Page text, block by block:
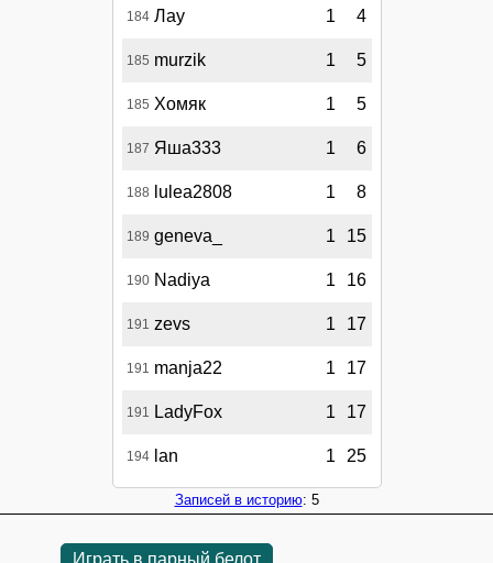
184 Лау 1 4
185 murzik 1 5
185 Хомяк 1 5
187 Яша333 1 6
188 lulea2808 1 8
189 geneva_ 1 15
190 Nadiya 1 16
191 zevs 1 17
191 manja22 1 17
191 LadyFox 1 17
194 lan 1 25
Записей в историю: 5
Играть в парный белот